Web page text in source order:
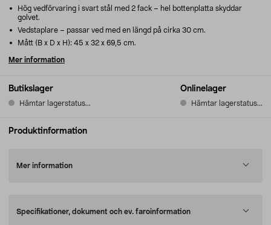
Butikslager
Hämtar lagerstatus...
Onlinelager
Hämtar lagerstatus...
Hög vedförvaring i svart stål med 2 fack – hel bottenplatta skyddar
golvet.
Vedstaplare – passar ved med en längd på cirka 30 cm.
Mått (B x D x H): 45 x 32 x 69,5 cm.
Mer information
Produktinformation
Mer information
Specifikationer, dokument och ev. faroinformation